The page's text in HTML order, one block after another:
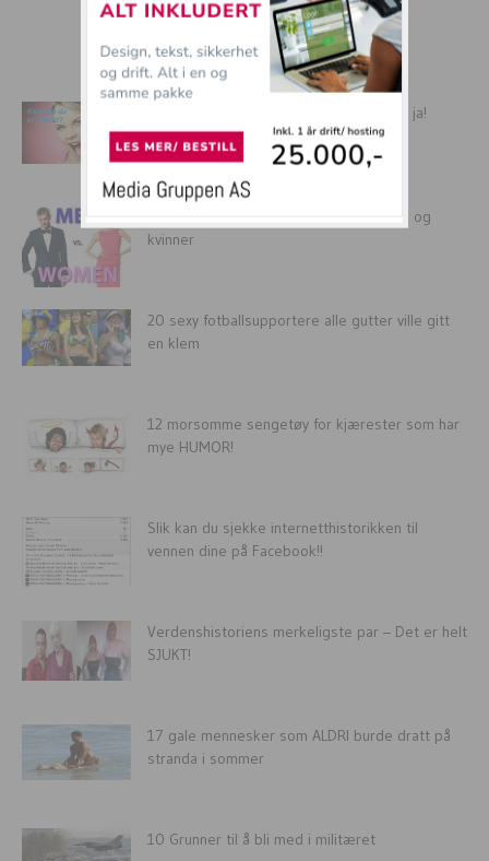
mer tullball
Sulten, sint og kåt? Da er du nok gravid ja!
18 Bilder som viser forskjellen på menn og
kvinner
20 sexy fotballsupportere alle gutter ville gitt
en klem
12 morsomme sengetøy for kjærester som har
mye HUMOR!
Slik kan du sjekke internetthistorikken til
vennen dine på Facebook!!
Verdenshistoriens merkeligste par – Det er helt
SJUKT!
17 gale mennesker som ALDRI burde dratt på
stranda i sommer
10 Grunner til å bli med i militæret